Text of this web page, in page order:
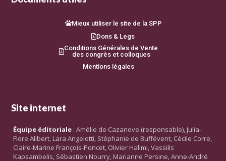
Mieux utiliser le site de la SPP
Dons & Legs
Conditions Générales de Vente
des congrès et colloques
Mentions légales
Site internet
Équipe éditoriale : Amélie de Cazanove (responsable), Julia-
Flore Alibert, Lara Angelotti, Stéphanie de Buffévent, Cécile Corre,
Claire-Marine François-Poncet, Olivier Halimi, Vassilis
Kapsambelis, Sébastien Nourry, Marianne Persine, Anne-André